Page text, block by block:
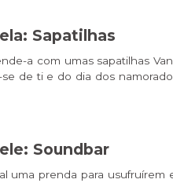
Sapatilhas
a com umas sapatilhas
se de ti e do dia dos
Soundbar
uma prenda para